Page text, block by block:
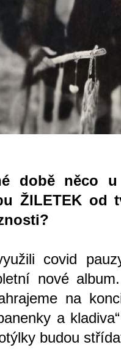
době něco u
ŽILETEK od
covid
nové
na
a
budou